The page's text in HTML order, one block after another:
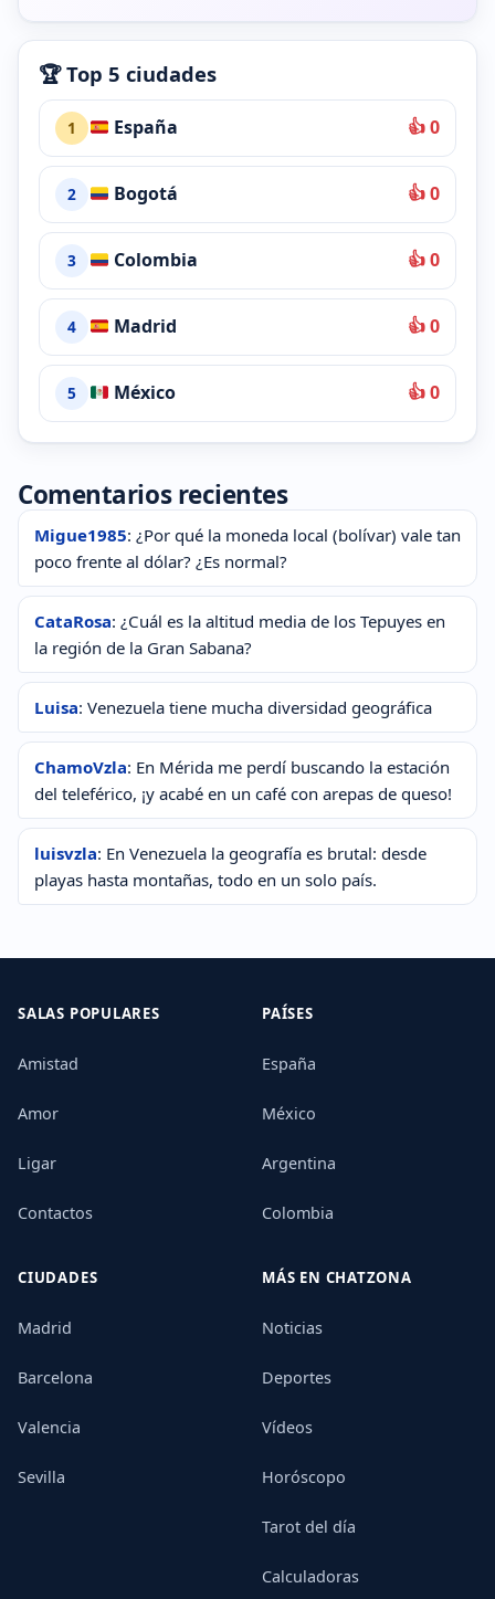
🏆 Top 5 ciudades
1 España 👍 0
2 Bogotá 👍 0
3 Colombia 👍 0
4 Madrid 👍 0
5 México 👍 0
Comentarios recientes
Migue1985: ¿Por qué la moneda local (bolívar) vale tan
poco frente al dólar? ¿Es normal?
CataRosa: ¿Cuál es la altitud media de los Tepuyes en
la región de la Gran Sabana?
Luisa: Venezuela tiene mucha diversidad geográfica
ChamoVzla: En Mérida me perdí buscando la estación
del teleférico, ¡y acabé en un café con arepas de queso!
luisvzla: En Venezuela la geografía es brutal: desde
playas hasta montañas, todo en un solo país.
SALAS POPULARES
Amistad
Amor
Ligar
Contactos
PAÍSES
España
México
Argentina
Colombia
CIUDADES
Madrid
Barcelona
Valencia
Sevilla
MÁS EN CHATZONA
Noticias
Deportes
Vídeos
Horóscopo
Tarot del día
Calculadoras